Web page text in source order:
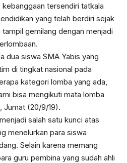
tersendiri tatkala
yang telah berdiri sejak
gemilang dengan menjadi
dua siswa SMA Yabis yang
di tingkat nasional pada
kategori lomba yang ada,
bisa mengikuti mata lomba
Jumat (20/9/19).
salah satu kunci atas
menelurkan para siswa
Selain karena memang
guru pembina yang sudah ahli